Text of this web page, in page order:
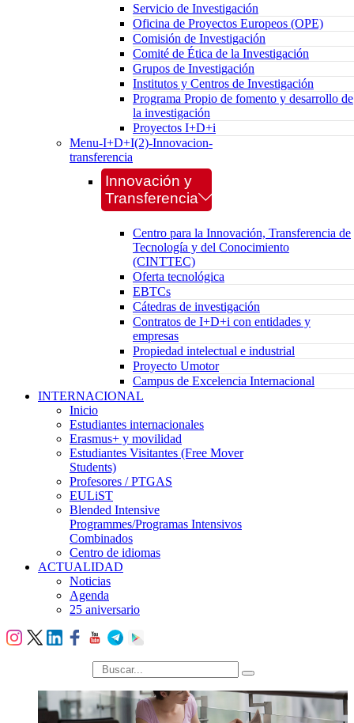
Servicio de Investigación
Oficina de Proyectos Europeos (OPE)
Comisión de Investigación
Comité de Ética de la Investigación
Grupos de Investigación
Institutos y Centros de Investigación
Programa Propio de fomento y desarrollo de
la investigación
Proyectos I+D+i
Menu-I+D+I(2)-Innovacion-
transferencia
Innovación y
Transferencia
Centro para la Innovación, Transferencia de
Tecnología y del Conocimiento
(CINTTEC)
Oferta tecnológica
EBTCs
Cátedras de investigación
Contratos de I+D+i con entidades y
empresas
Propiedad intelectual e industrial
Proyecto Umotor
Campus de Excelencia Internacional
INTERNACIONAL
Inicio
Estudiantes internacionales
Erasmus+ y movilidad
Estudiantes Visitantes (Free Mover
Students)
Profesores / PTGAS
EULiST
Blended Intensive
Programmes/Programas Intensivos
Combinados
Centro de idiomas
ACTUALIDAD
Noticias
Agenda
25 aniversario
búsqueda